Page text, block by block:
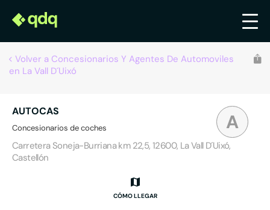
Volver a Concesionarios Y Agentes De Automoviles
en La Vall D´Uixó
A
AUTOCAS
Concesionarios de coches
Carretera Soneja-Burriana km 22,5, 12600, La Vall D´Uixó,
Castellón
CÓMO LLEGAR